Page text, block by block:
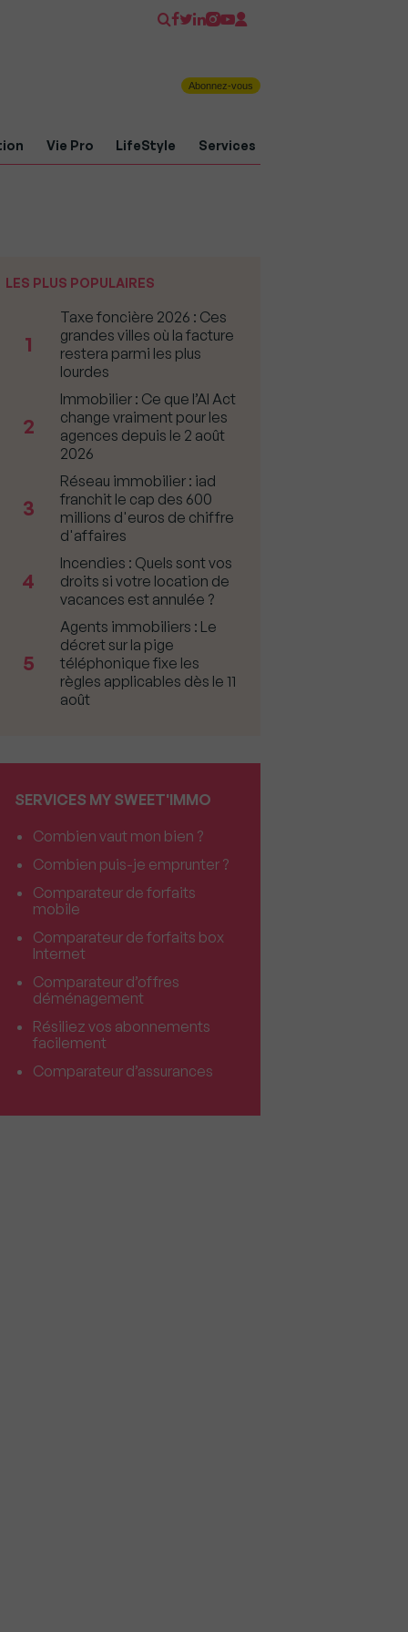
Abonnez-vous
Vie Pro LifeStyle Services
LES PLUS POPULAIRES
1
Taxe foncière 2026 : Ces
grandes villes où la facture
restera parmi les plus
lourdes
2
Immobilier : Ce que l’AI Act
change vraiment pour les
agences depuis le 2 août
2026
3
Réseau immobilier : iad
franchit le cap des 600
millions d'euros de chiffre
d'affaires
4
Incendies : Quels sont vos
droits si votre location de
vacances est annulée ?
5
Agents immobiliers : Le
décret sur la pige
téléphonique fixe les
règles applicables dès le 11
août
SERVICES MY SWEET'IMMO
Combien vaut mon bien ?
Combien puis-je emprunter ?
Comparateur de forfaits
mobile
Comparateur de forfaits box
Internet
Comparateur d’offres
déménagement
Résiliez vos abonnements
facilement
Comparateur d’assurances